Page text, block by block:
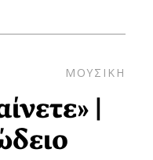
ΜΟΥΣΙΚΗ
|